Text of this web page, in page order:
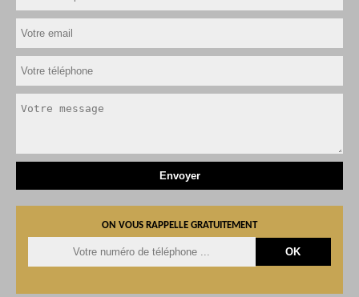
ON VOUS RAPPELLE GRATUITEMENT